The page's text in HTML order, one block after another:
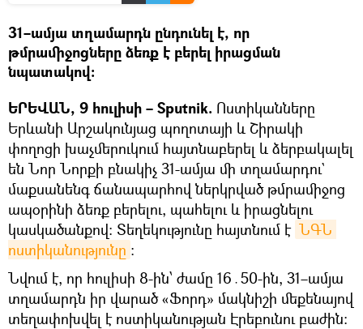
31–ամյա տղամարդն ընդունել է, որ
թմրամիջոցները ձեռք է բերել իրացման
նպատակով։
ԵՐԵՎԱՆ, 9 հուլիսի – Sputnik. Ոստիկանները
Երևանի Արշակունյաց պողոտայի և Շիրակի
փողոցի խաչմերուկում հայտնաբերել և ձերբակալել
են Նոր Նորքի բնակիչ 31-ամյա մի տղամարդու`
մաքսանենգ ճանապարհով ներկրված թմրամիջոց
ապօրինի ձեռք բերելու, պահելու և իրացնելու
կասկածանքով։ Տեղեկությունը հայտնում է ՆԳՆ
ոստիկանությունը ։
Նվում է, որ հուլիսի 8-ին՝ ժամը 16․50-ին, 31–ամյա
տղամարդն իր վարած «Ֆորդ» մակնիշի մեքենայով
տեղափոխվել է ոստիկանության Էրեբունու բաժին։